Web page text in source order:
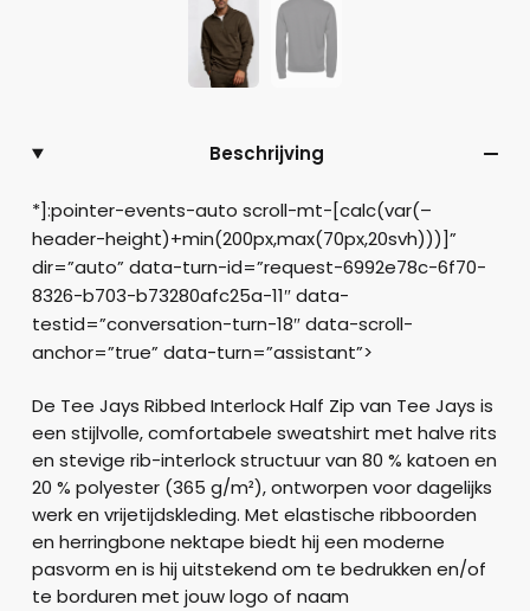
Beschrijving
*]:pointer-events-auto scroll-mt-[calc(var(–
header-height)+min(200px,max(70px,20svh)))]”
dir=”auto” data-turn-id=”request-6992e78c-6f70-
8326-b703-b73280afc25a-11″ data-
testid=”conversation-turn-18″ data-scroll-
anchor=”true” data-turn=”assistant”>
De Tee Jays Ribbed Interlock Half Zip van Tee Jays is
een stijlvolle, comfortabele sweatshirt met halve rits
en stevige rib-interlock structuur van 80 % katoen en
20 % polyester (365 g/m²), ontworpen voor dagelijks
werk en vrijetijdskleding. Met elastische ribboorden
en herringbone nektape biedt hij een moderne
pasvorm en is hij uitstekend om te bedrukken en/of
te borduren met jouw logo of naam